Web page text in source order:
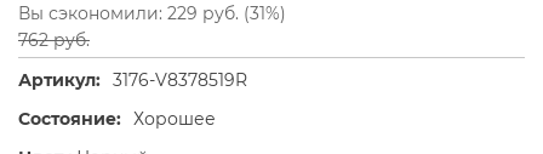
Вы сэкономили: 229 руб. (31%)
762 руб.
Артикул: 3176-V8378519R
Состояние: Хорошее